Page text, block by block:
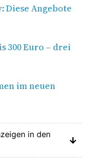
Diese Angebote
300 Euro – drei
im neuen
in den